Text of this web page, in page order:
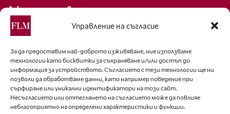
Управление на съгласие
За да предоставим най-доброто изживяване, ние използваме
технологии като бисквитки за съхраняване и/или достъп до
информация за устройството. Съгласието с тези технологии ще ни
позволи да обработваме данни, като например поведение при
сърфиране или уникални идентификатори на този сайт.
Несъгласието или оттеглянето на съгласието може да повлияе
неблагоприятно на определени характеристики и функции.
Декларация за поверителност
Политика за бисквитки
За контакти
editor@fashion-lifestyle.net
+359 88 227 33 47
Последвайте ни